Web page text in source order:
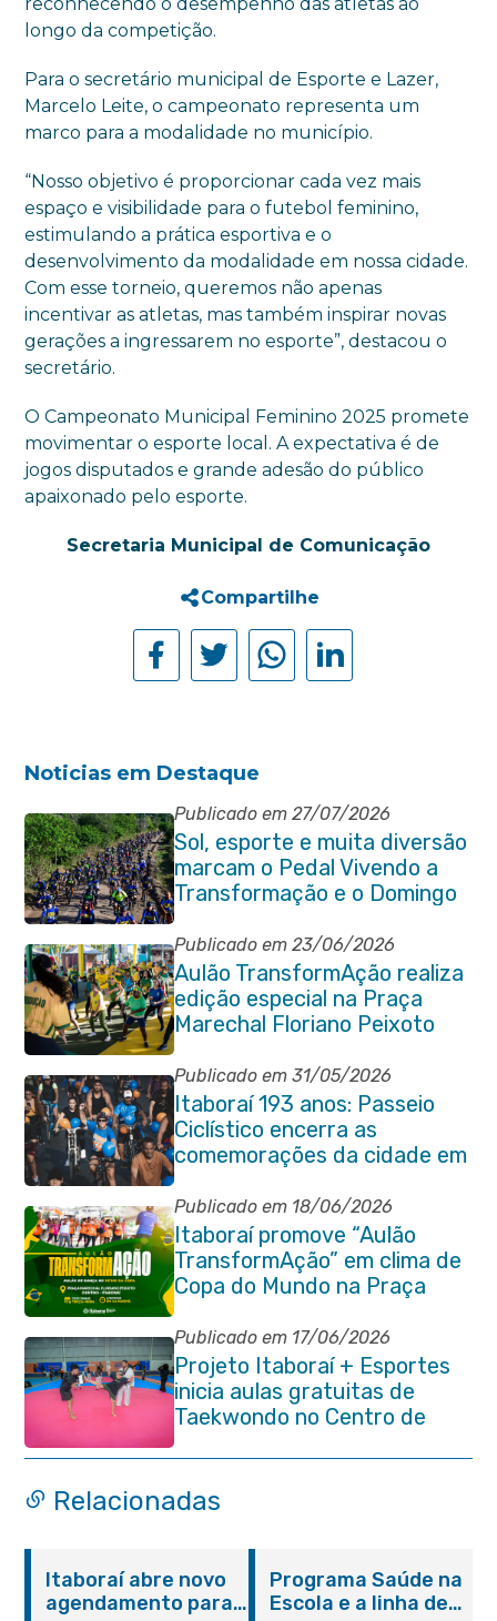
longo da competição.
Para o secretário municipal de Esporte e Lazer,
Marcelo Leite, o campeonato representa um
marco para a modalidade no município.
“Nosso objetivo é proporcionar cada vez mais
espaço e visibilidade para o futebol feminino,
estimulando a prática esportiva e o
desenvolvimento da modalidade em nossa cidade.
Com esse torneio, queremos não apenas
incentivar as atletas, mas também inspirar novas
gerações a ingressarem no esporte”, destacou o
secretário.
O Campeonato Municipal Feminino 2025 promete
movimentar o esporte local. A expectativa é de
jogos disputados e grande adesão do público
apaixonado pelo esporte.
Secretaria Municipal de Comunicação
Compartilhe
Noticias em Destaque
Publicado em 27/07/2026
Sol, esporte e muita diversão
marcam o Pedal Vivendo a
Transformação e o Domingo
no Parque Paleontológico
Publicado em 23/06/2026
Aulão TransformAção realiza
edição especial na Praça
Marechal Floriano Peixoto
com clima de Copa e muita
animação
Publicado em 31/05/2026
Itaboraí 193 anos: Passeio
Ciclístico encerra as
comemorações da cidade em
grande estilo
Publicado em 18/06/2026
Itaboraí promove “Aulão
TransformAção” em clima de
Copa do Mundo na Praça
Marechal Floriano Peixoto
Publicado em 17/06/2026
Projeto Itaboraí + Esportes
inicia aulas gratuitas de
Taekwondo no Centro de
Lutas
Relacionadas
Itaboraí abre novo
agendamento para
Programa Saúde na
Escola e a linha de